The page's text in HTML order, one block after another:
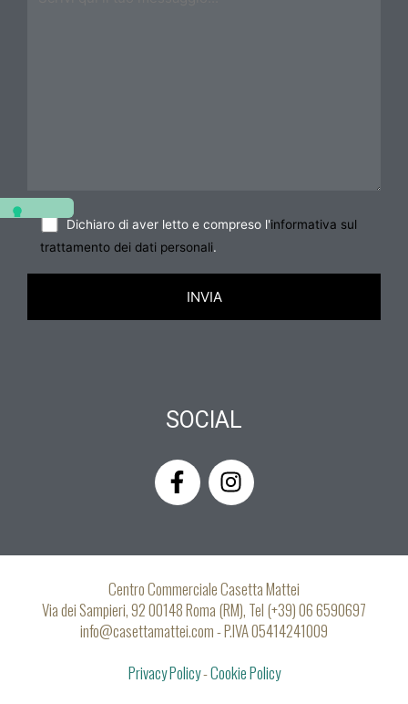
Dichiaro di aver letto e compreso l'informativa sul
trattamento dei dati personali.
SOCIAL
F
a
b
o
o
k
f
I
n
a
g
r
a
Centro Commerciale Casetta Mattei
Via dei Sampieri, 92 00148 Roma (RM), Tel (+39) 06 6590697
info@casettamattei.com - P.IVA 05414241009
Privacy Policy-Cookie Policy